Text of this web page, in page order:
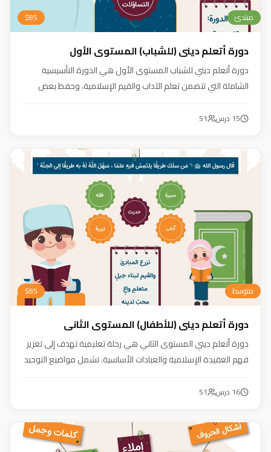
مبتدئ $85
دورة أتعلم ديني (للشباب) المستوى الأول
دورة أتعلم ديني للشباب المستوى الأول هي الدورة التأسيسية
الشاملة التي تتضمن تعلم الآداب والقيم الإسلامية، وحفظ بعض
السيرة النبوية (فقه، عقيدة، سيرة).
15 درس 51
متوسط $85
دورة أتعلم ديني (للأطفال) المستوى الثاني
دورة أتعلم ديني المستوى الثاني هي رحلة تعليمية تهدف إلى تعزيز
فهم العقيدة الإسلامية والعبادات الأساسية. تشمل مواضيع التوحيد
وتربية أبنائنا تربية إيمانية وأخلاقية وعلمية ونفسية واجتماعية.
16 درس 51